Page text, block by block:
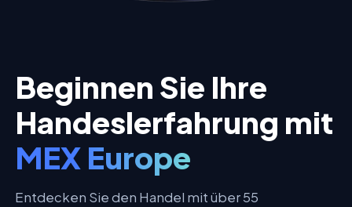
Beginnen Sie Ihre
Handeslerfahrung mit
MEX Europe
Entdecken Sie den Handel mit über 55